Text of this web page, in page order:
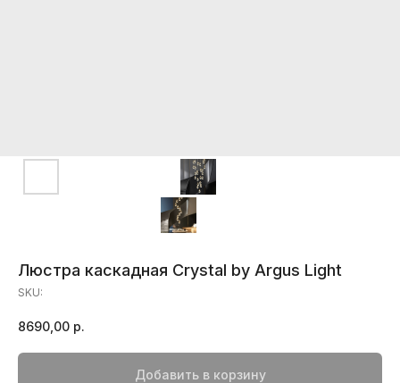
Люстра каскадная Crystal by Argus Light
SKU:
8690,00 р.
Добавить в корзину